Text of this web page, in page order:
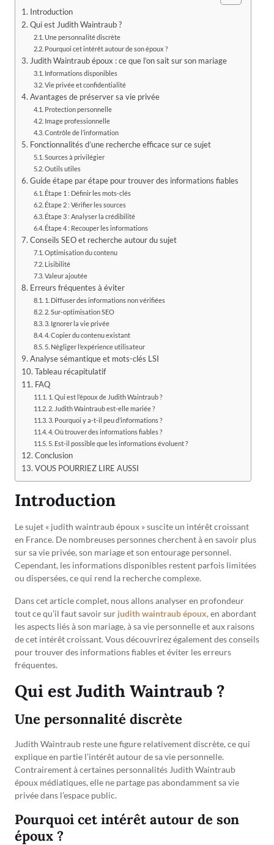
Introduction
Qui est Judith Waintraub ?
Une personnalité discrète
Pourquoi cet intérêt autour de son époux ?
Judith Waintraub époux : ce que l’on sait sur son mariage
Informations disponibles
Vie privée et confidentialité
Avantages de préserver sa vie privée
Protection personnelle
Image professionnelle
Contrôle de l’information
Fonctionnalités d’une recherche efficace sur ce sujet
Sources à privilégier
Outils utiles
Guide étape par étape pour trouver des informations fiables
Étape 1 : Définir les mots-clés
Étape 2 : Vérifier les sources
Étape 3 : Analyser la crédibilité
Étape 4 : Recouper les informations
Conseils SEO et recherche autour du sujet
Optimisation du contenu
Lisibilité
Valeur ajoutée
Erreurs fréquentes à éviter
1. Diffuser des informations non vérifiées
2. Sur-optimisation SEO
3. Ignorer la vie privée
4. Copier du contenu existant
5. Négliger l’expérience utilisateur
Analyse sémantique et mots-clés LSI
Tableau récapitulatif
FAQ
1. Qui est l’époux de Judith Waintraub ?
2. Judith Waintraub est-elle mariée ?
3. Pourquoi y a-t-il peu d’informations ?
4. Où trouver des informations fiables ?
5. Est-il possible que les informations évoluent ?
Conclusion
VOUS POURRIEZ LIRE AUSSI
Introduction
Le sujet « judith waintraub époux » suscite un intérêt croissant
en France. De nombreuses personnes cherchent à en savoir plus
sur sa vie privée, son mariage et son entourage personnel.
Cependant, les informations disponibles restent parfois limitées
ou dispersées, ce qui rend la recherche complexe.
Dans cet article complet, nous allons analyser en profondeur
tout ce qu’il faut savoir sur judith waintraub époux, en abordant
les aspects liés à son mariage, à sa vie personnelle et aux raisons
de cet intérêt croissant. Vous découvrirez également des conseils
pour trouver des informations fiables et éviter les erreurs
fréquentes.
Qui est Judith Waintraub ?
Une personnalité discrète
Judith Waintraub reste une figure relativement discrète, ce qui
explique en partie l’intérêt autour de sa vie personnelle.
Contrairement à certaines personnalités Judith Waintraub
époux médiatiques, elle ne partage pas abondamment sa vie
privée dans l’espace public.
Pourquoi cet intérêt autour de son
époux ?